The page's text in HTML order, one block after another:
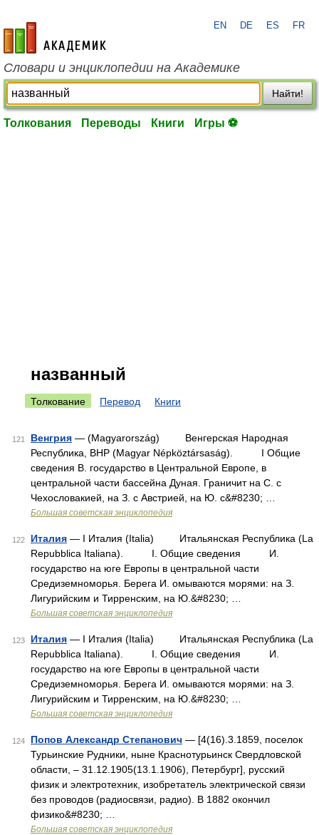
academic.ru
EN DE ES FR
Словари и энциклопедии на Академике
Найти!
Толкования Переводы Книги Игры ⚽
названный
Толкование Перевод Книги
121 Венгрия — (Magyarország) Венгерская Народная
Республика, ВНР (Magyar Népköztársaság). I Общие
сведения В. государство в Центральной Европе, в
центральной части бассейна Дуная. Граничит на С. с
Чехословакией, на З. с Австрией, на Ю. с&#8230; …
Большая советская энциклопедия
122 Италия — I Италия (Italia) Итальянская Республика (La
Repubblica Italiana). I. Общие сведения И.
государство на юге Европы в центральной части
Средиземноморья. Берега И. омываются морями: на З.
Лигурийским и Тирренским, на Ю.&#8230; …
Большая советская энциклопедия
123 Италия — I Италия (Italia) Итальянская Республика (La
Repubblica Italiana). I. Общие сведения И.
государство на юге Европы в центральной части
Средиземноморья. Берега И. омываются морями: на З.
Лигурийским и Тирренским, на Ю.&#8230; …
Большая советская энциклопедия
124 Попов Александр Степанович — [4(16).3.1859, поселок
Турьинские Рудники, ныне Краснотурьинск Свердловской
области, ‒ 31.12.1905(13.1.1906), Петербург], русский
физик и электротехник, изобретатель электрической связи
без проводов (радиосвязи, радио). В 1882 окончил
физико&#8230; …
Большая советская энциклопедия